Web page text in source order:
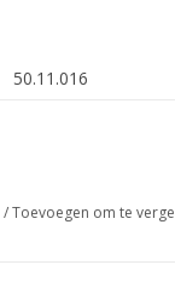
50.11.016
Ì´Ì_
/Toevoegen om te